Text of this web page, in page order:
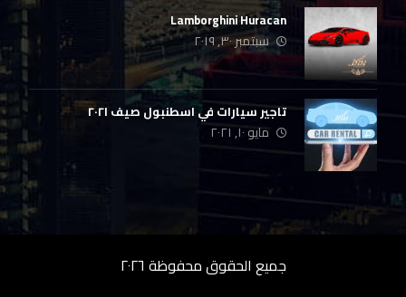
Lamborghini Huracan
سبتمبر ٣٠, ٢٠١٩
تاجير سيارات في اسطنبول صيف ٢٠٢١
مايو ١٠, ٢٠٢١
جميع الحقوق محفوظة ٢٠٢٦